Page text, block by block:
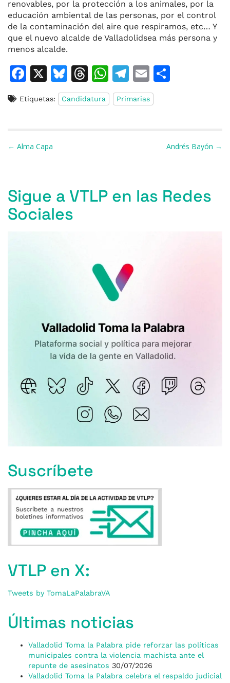
renovables, por la protección a los animales, por la
educación ambiental de las personas, por el control
de la contaminación del aire que respiramos, etc… Y
que el nuevo alcalde de Valladolidsea más persona y
menos alcalde.
F
c
o
k
X
Bl
u
e
T
h
re
W
h
at
T
el
e
E
m
ai
ar
ti
Etiquetas: Candidatura Primarias
Navegación de entradas
← Alma Capa Andrés Bayón →
Sigue a VTLP en las Redes
Sociales
Suscríbete
VTLP en X:
Tweets by TomaLaPalabraVA
Últimas noticias
Valladolid Toma la Palabra pide reforzar las políticas
municipales contra la violencia machista ante el
repunte de asesinatos 30/07/2026
Valladolid Toma la Palabra celebra el respaldo judicial